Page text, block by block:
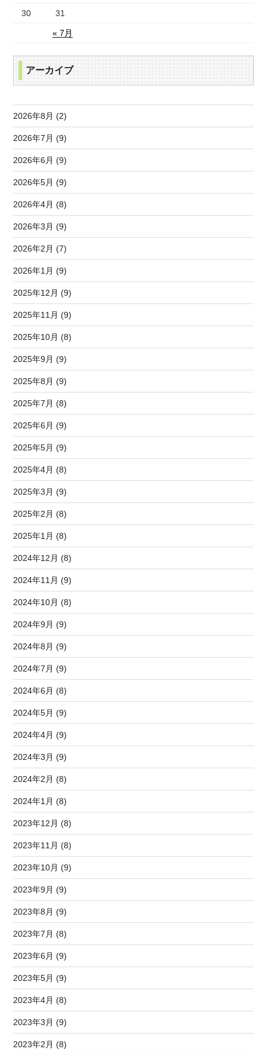
« 7月
30 31
アーカイブ
2026年8月 (2)
2026年7月 (9)
2026年6月 (9)
2026年5月 (9)
2026年4月 (8)
2026年3月 (9)
2026年2月 (7)
2026年1月 (9)
2025年12月 (9)
2025年11月 (9)
2025年10月 (8)
2025年9月 (9)
2025年8月 (9)
2025年7月 (8)
2025年6月 (9)
2025年5月 (9)
2025年4月 (8)
2025年3月 (9)
2025年2月 (8)
2025年1月 (8)
2024年12月 (8)
2024年11月 (9)
2024年10月 (8)
2024年9月 (9)
2024年8月 (9)
2024年7月 (9)
2024年6月 (8)
2024年5月 (9)
2024年4月 (9)
2024年3月 (9)
2024年2月 (8)
2024年1月 (8)
2023年12月 (8)
2023年11月 (8)
2023年10月 (9)
2023年9月 (9)
2023年8月 (9)
2023年7月 (8)
2023年6月 (9)
2023年5月 (9)
2023年4月 (8)
2023年3月 (9)
2023年2月 (8)